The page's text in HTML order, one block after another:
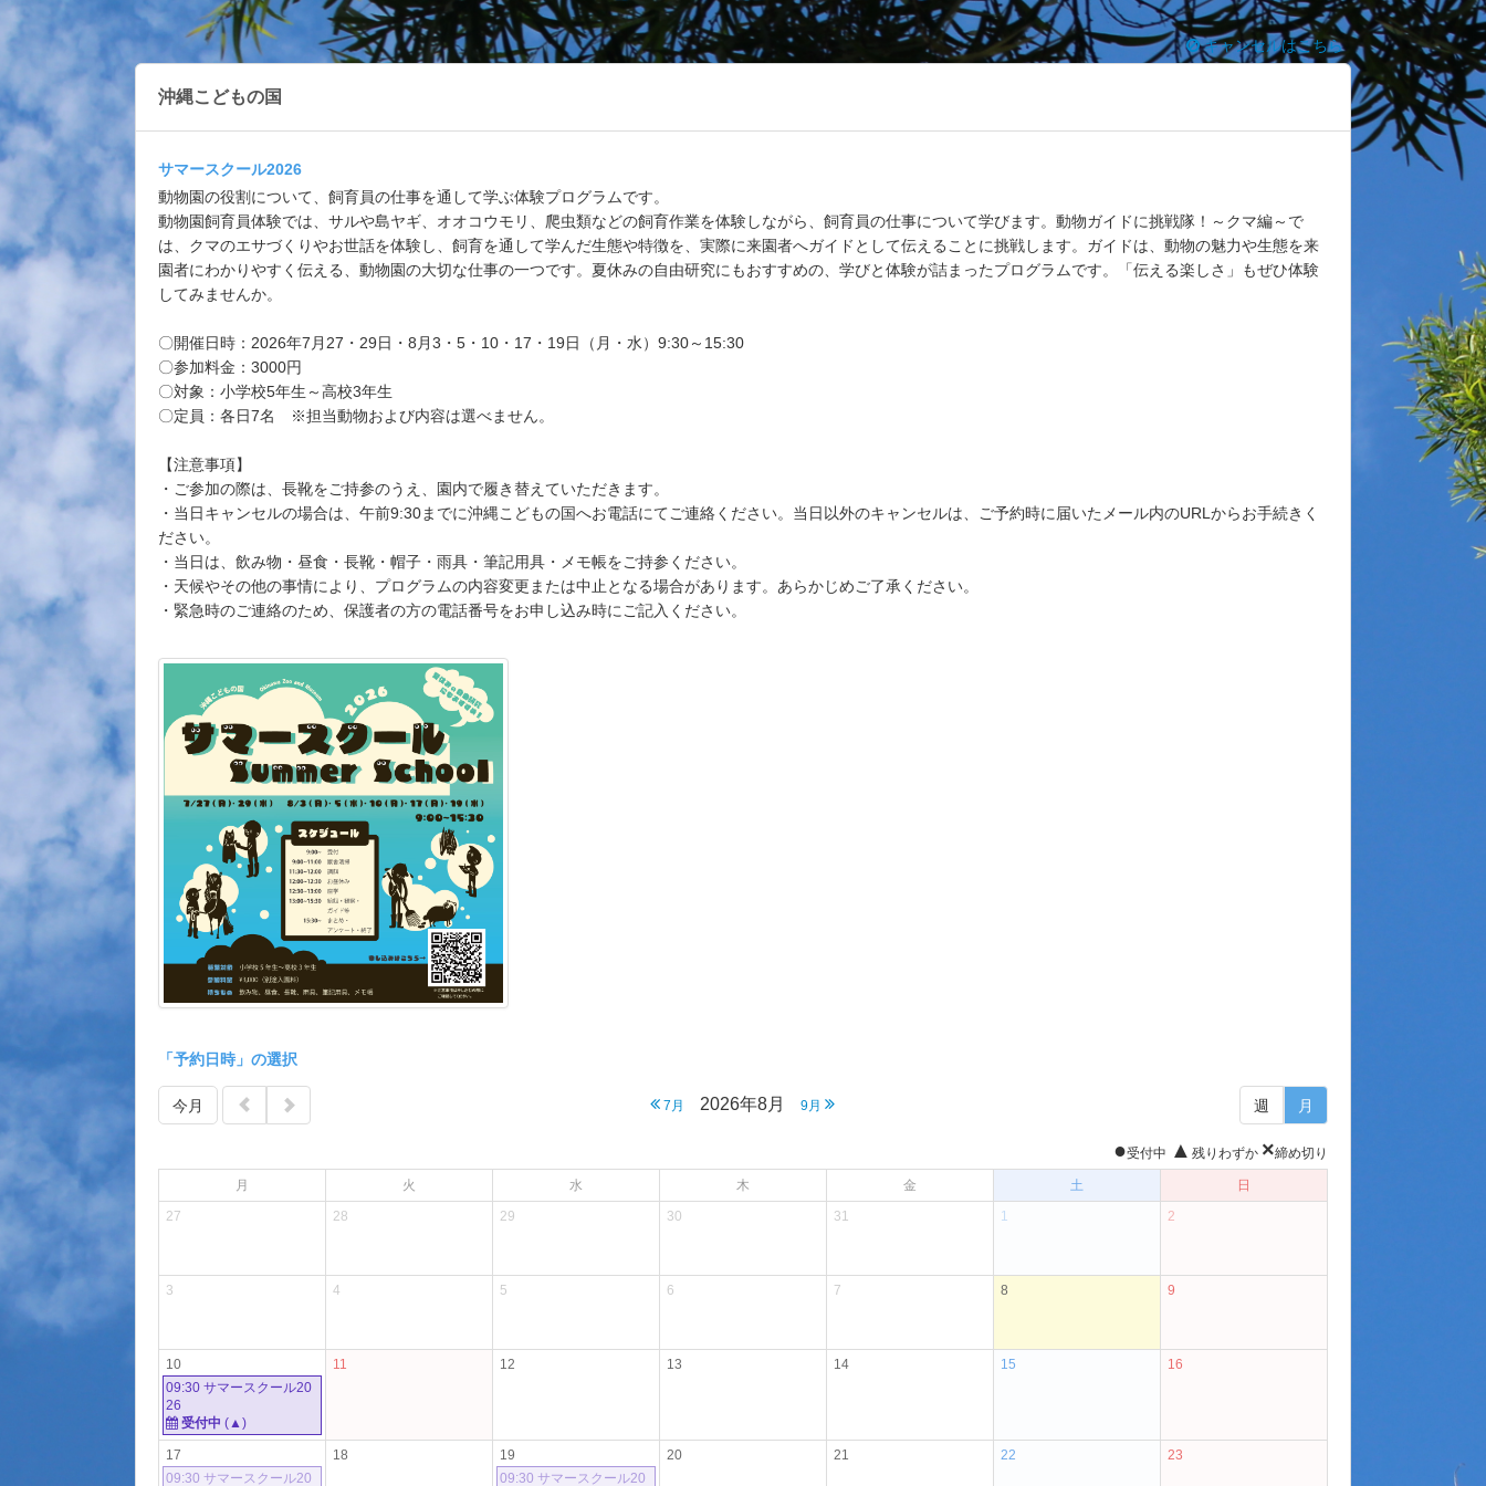
キャンセルはこちら
沖縄こどもの国
サマースクール2026
動物園の役割について、飼育員の仕事を通して学ぶ体験プログラムです。
動物園飼育員体験では、サルや島ヤギ、オオコウモリ、爬虫類などの飼育作業を体験しながら、飼育員の仕事について学びます。動物ガイドに挑戦隊！～クマ編～で
は、クマのエサづくりやお世話を体験し、飼育を通して学んだ生態や特徴を、実際に来園者へガイドとして伝えることに挑戦します。ガイドは、動物の魅力や生態を来
園者にわかりやすく伝える、動物園の大切な仕事の一つです。夏休みの自由研究にもおすすめの、学びと体験が詰まったプログラムです。「伝える楽しさ」もぜひ体験
してみませんか。
〇開催日時：2026年7月27・29日・8月3・5・10・17・19日（月・水）9:30～15:30
〇参加料金：3000円
〇対象：小学校5年生～高校3年生
〇定員：各日7名 ※担当動物および内容は選べません。
【注意事項】
・ご参加の際は、長靴をご持参のうえ、園内で履き替えていただきます。
・当日キャンセルの場合は、午前9:30までに沖縄こどもの国へお電話にてご連絡ください。当日以外のキャンセルは、ご予約時に届いたメール内のURLからお手続きく
ださい。
・当日は、飲み物・昼食・長靴・帽子・雨具・筆記用具・メモ帳をご持参ください。
・天候やその他の事情により、プログラムの内容変更または中止となる場合があります。あらかじめご了承ください。
・緊急時のご連絡のため、保護者の方の電話番号をお申し込み時にご記入ください。
「予約日時」の選択
今月 7月 2026年8月 9月 週 月
●受付中 ▲ 残りわずか ×締め切り
月 火 水 木 金 土
日
27
28 29 30 31 1 2
3 4 5 6 7 8 9
10
09:30 サマースクール20
26
受付中 (▲)
11 12 13 14 15 16
17
09:30 サマースクール20
18
19
09:30 サマースクール20
20 21 22 23